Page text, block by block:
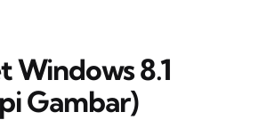
Windows 8.1
Gambar)